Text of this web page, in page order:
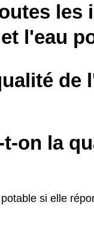
les
l'eau
de
on la
si elle